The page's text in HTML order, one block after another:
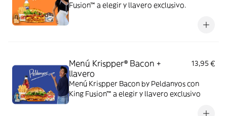
Fusion™ a elegir y llavero exclusivo.
Menú Krispper® Bacon +
llavero
13,95 €
Menú Krispper Bacon by Peldanyos con
King Fusion™ a elegir y llavero exclusivo